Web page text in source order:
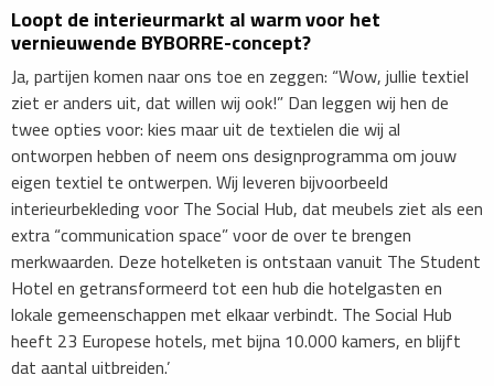
Loopt de interieurmarkt al warm voor het
vernieuwende BYBORRE-concept?
Ja, partijen komen naar ons toe en zeggen: “Wow, jullie textiel
ziet er anders uit, dat willen wij ook!” Dan leggen wij hen de
twee opties voor: kies maar uit de textielen die wij al
ontworpen hebben of neem ons designprogramma om jouw
eigen textiel te ontwerpen. Wij leveren bijvoorbeeld
interieurbekleding voor The Social Hub, dat meubels ziet als een
extra “communication space” voor de over te brengen
merkwaarden. Deze hotelketen is ontstaan vanuit The Student
Hotel en getransformeerd tot een hub die hotelgasten en
lokale gemeenschappen met elkaar verbindt. The Social Hub
heeft 23 Europese hotels, met bijna 10.000 kamers, en blijft
dat aantal uitbreiden.’